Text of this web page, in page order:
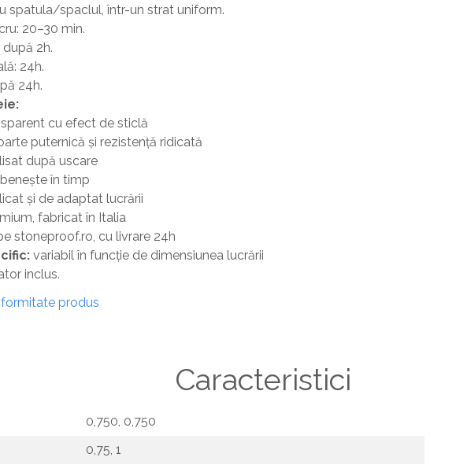
spatula/spaclul, într-un strat uniform.
20–30 min.
după 2h.
24h.
24h.
cu efect de sticlă
puternică și rezistență ridicată
după uscare
în timp
și de adaptat lucrării
fabricat în Italia
stoneproof.ro, cu livrare 24h
variabil în funcție de dimensiunea lucrării
inclus.
produs
Caracteristici
0,750, 0,750
0,75, 1